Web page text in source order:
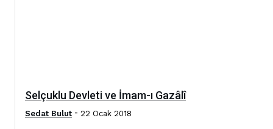
Selçuklu Devleti ve İmam-ı Gazâlî
Sedat Bulut - 22 Ocak 2018